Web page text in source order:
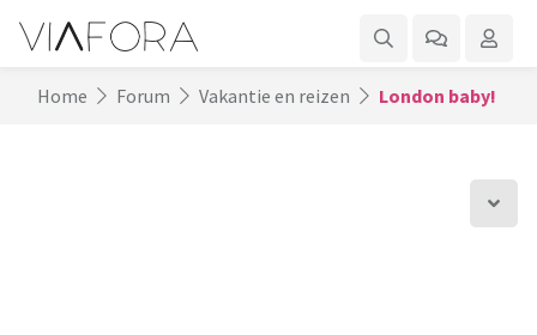
Home Forum Vakantie en reizen London baby!